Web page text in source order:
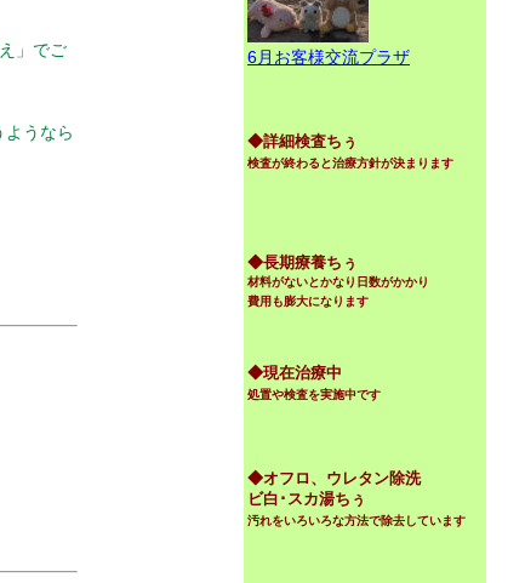
」でご
うなら
6月お客様交流プラザ
◆詳細検査ちぅ
検査が終わると治療方針が決まります
◆長期療養ちぅ
材料がないとかなり日数がかかり
費用も膨大になります
◆現在治療中
処置や検査を実施中です
◆オフロ、ウレタン除洗
ビ白･スカ湯ちぅ
汚れをいろいろな方法で除去しています